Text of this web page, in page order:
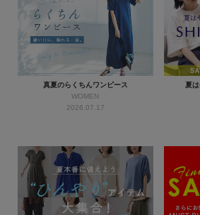
真夏のらくちんワンピース
WOMEN
2026.07.17
夏